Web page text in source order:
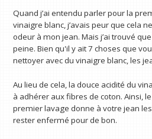
Quand j’ai entendu parler pour la
vinaigre blanc, j’avais peur que cela
odeur à mon jean. Mais j’ai trouvé
peine. Bien qu'il y ait 7 choses que
nettoyer avec du vinaigre blanc, les
Au lieu de cela, la douce acidité du
à adhérer aux fibres de coton. Ainsi,
premier lavage donne à votre jean
rester enfermé pour de bon.